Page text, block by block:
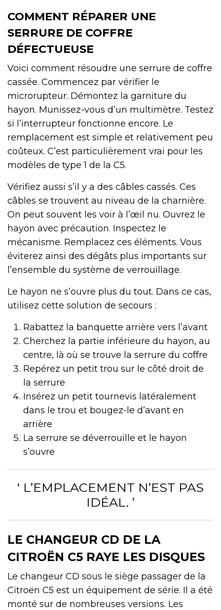
COMMENT RÉPARER UNE
SERRURE DE COFFRE
DÉFECTUEUSE
Voici comment résoudre une serrure de coffre
cassée. Commencez par vérifier le
microrupteur. Démontez la garniture du
hayon. Munissez-vous d’un multimètre. Testez
si l’interrupteur fonctionne encore. Le
remplacement est simple et relativement peu
coûteux. C’est particulièrement vrai pour les
modèles de type 1 de la C5.
Vérifiez aussi s’il y a des câbles cassés. Ces
câbles se trouvent au niveau de la charnière.
On peut souvent les voir à l’œil nu. Ouvrez le
hayon avec précaution. Inspectez le
mécanisme. Remplacez ces éléments. Vous
éviterez ainsi des dégâts plus importants sur
l’ensemble du système de verrouillage.
Le hayon ne s’ouvre plus du tout. Dans ce cas,
utilisez cette solution de secours :
Rabattez la banquette arrière vers l’avant
Cherchez la partie inférieure du hayon, au
centre, là où se trouve la serrure du coffre
Repérez un petit trou sur le côté droit de
la serrure
Insérez un petit tournevis latéralement
dans le trou et bougez-le d’avant en
arrière
La serrure se déverrouille et le hayon
s’ouvre
‘ L’EMPLACEMENT N’EST PAS
IDÉAL. ’
LE CHANGEUR CD DE LA
CITROËN C5 RAYE LES DISQUES
Le changeur CD sous le siège passager de la
Citroën C5 est un équipement de série. Il a été
monté sur de nombreuses versions. Les